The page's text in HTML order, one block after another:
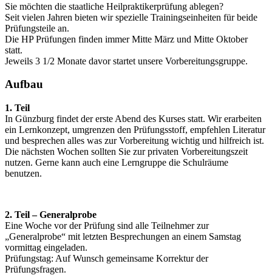
Sie möchten die staatliche Heilpraktikerprüfung ablegen?
Seit vielen Jahren bieten wir spezielle Trainingseinheiten für beide
Prüfungsteile an.
Die HP Prüfungen finden immer Mitte März und Mitte Oktober
statt.
Jeweils 3 1/2 Monate davor startet unsere Vorbereitungsgruppe.
Aufbau
1. Teil
In Günzburg findet der erste Abend des Kurses statt. Wir erarbeiten
ein Lernkonzept, umgrenzen den Prüfungsstoff, empfehlen Literatur
und besprechen alles was zur Vorbereitung wichtig und hilfreich ist.
Die nächsten Wochen sollten Sie zur privaten Vorbereitungszeit
nutzen. Gerne kann auch eine Lerngruppe die Schulräume
benutzen.
2. Teil – Generalprobe
Eine Woche vor der Prüfung sind alle Teilnehmer zur
„Generalprobe“ mit letzten Besprechungen an einem Samstag
vormittag eingeladen.
Prüfungstag: Auf Wunsch gemeinsame Korrektur der
Prüfungsfragen.